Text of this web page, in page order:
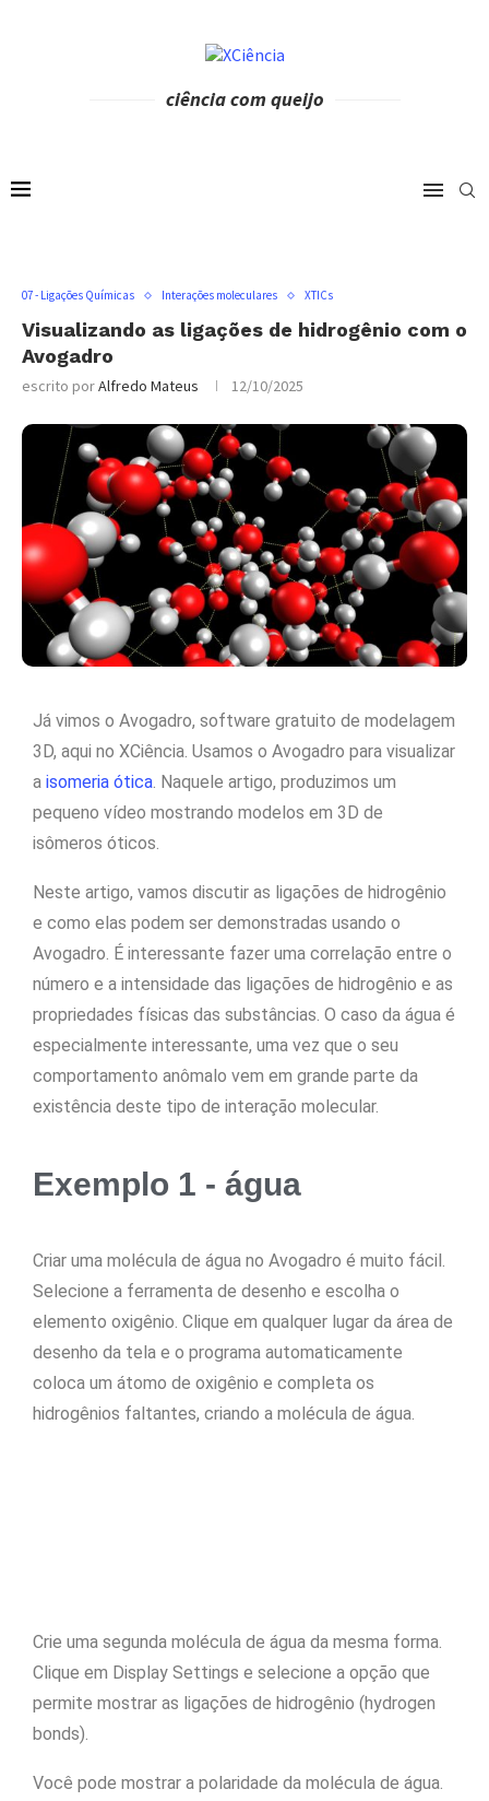
ciência com queijo
07 - Ligações Químicas Interações moleculares XTICs
Visualizando as ligações de hidrogênio com o
Avogadro
escrito porAlfredo Mateus 12/10/2025
Já vimos o Avogadro, software gratuito de modelagem
3D, aqui no XCiência. Usamos o Avogadro para visualizar
a isomeria ótica . Naquele artigo, produzimos um
pequeno vídeo mostrando modelos em 3D de
isômeros óticos.
Neste artigo, vamos discutir as ligações de hidrogênio
e como elas podem ser demonstradas usando o
Avogadro. É interessante fazer uma correlação entre o
número e a intensidade das ligações de hidrogênio e as
propriedades físicas das substâncias. O caso da água é
especialmente interessante, uma vez que o seu
comportamento anômalo vem em grande parte da
existência deste tipo de interação molecular.
Exemplo 1 - água
Criar uma molécula de água no Avogadro é muito fácil.
Selecione a ferramenta de desenho e escolha o
elemento oxigênio. Clique em qualquer lugar da área de
desenho da tela e o programa automaticamente
coloca um átomo de oxigênio e completa os
hidrogênios faltantes, criando a molécula de água.
Crie uma segunda molécula de água da mesma forma.
Clique em Display Settings e selecione a opção que
permite mostrar as ligações de hidrogênio (hydrogen
bonds).
Você pode mostrar a polaridade da molécula de água.